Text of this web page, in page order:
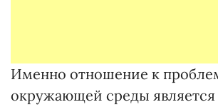
Именно отношение к
окружающей среды является